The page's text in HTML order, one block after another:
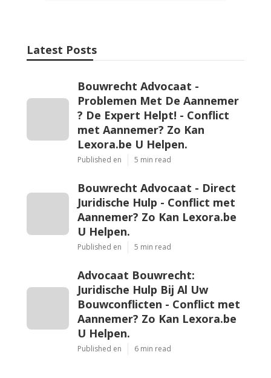
Latest Posts
Bouwrecht Advocaat -
Problemen Met De Aannemer
? De Expert Helpt! - Conflict
met Aannemer? Zo Kan
Lexora.be U Helpen.
Published en 5 min read
Bouwrecht Advocaat - Direct
Juridische Hulp - Conflict met
Aannemer? Zo Kan Lexora.be
U Helpen.
Published en 5 min read
Advocaat Bouwrecht:
Juridische Hulp Bij Al Uw
Bouwconflicten - Conflict met
Aannemer? Zo Kan Lexora.be
U Helpen.
Published en 6 min read